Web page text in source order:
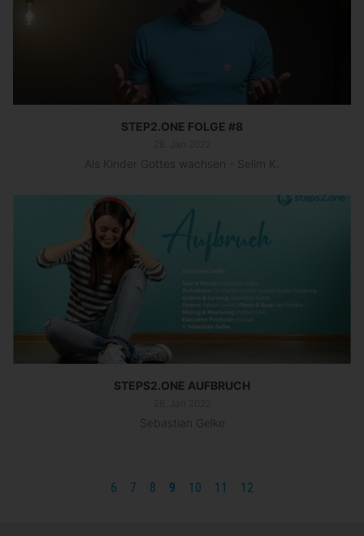
STEP2.ONE FOLGE #8
Als Kinder Gottes wachsen - Selim K.
STEPS2.ONE AUFBRUCH
Sebastian Gelke
6 7 8 9 10 11 12